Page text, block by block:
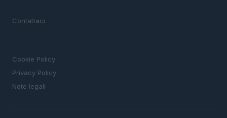
Contattaci
Cookie Policy
Privacy Policy
Note legali